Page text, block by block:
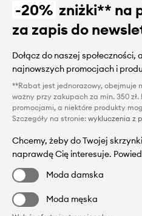
-20% zniżki** na
za zapis do
Dołącz do naszej
najnowszych promocjach i
**Rabat jest jednorazowy, obejmuje
ważny przy zakupach za min. 350
promocjami, a niektóre produkty
Szczegóły na stronie: wykluczenia z
Chcemy, żeby do Twojej
naprawdę Cię interesuje.
Moda damska
Moda męska